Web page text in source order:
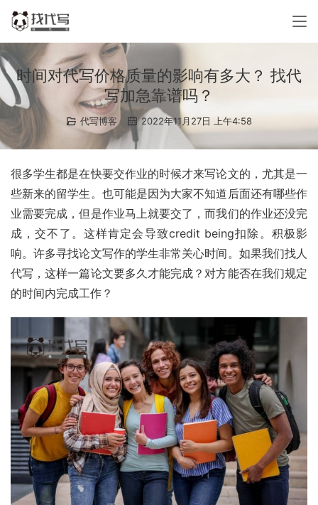
时间对代写价格质量的影响有多大？ 找代
写加急靠谱吗？
代写博客 2022年11月27日 上午4:58
很多学生都是在快要交作业的时候才来写论文的，尤其是一
些新来的留学生。也可能是因为大家不知道后面还有哪些作
业需要完成，但是作业马上就要交了，而我们的作业还没完
成，交不了。这样肯定会导致credit being扣除。积极影
响。许多寻找论文写作的学生非常关心时间。如果我们找人
代写，这样一篇论文要多久才能完成？对方能否在我们规定
的时间内完成工作？